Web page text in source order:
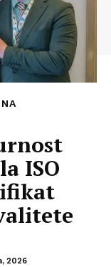
ISO
2026